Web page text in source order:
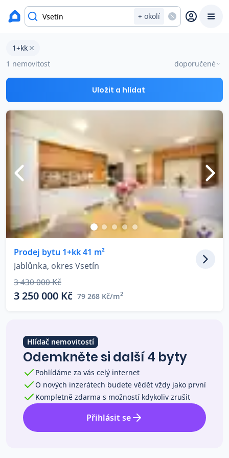
+ okolí
Prodat
Prodej s Reas.cz
Chytrý odhad ceny
Ceny prodaných nemovitostí
Okamžitý výkup
Přehled realitních makléřů
Co říkají naši zákazníci
Blog
O nás
Kariéra
Byty na prodej
Byty 1+kk na prodej v okresu Vsetín
1+kk
1 nemovitost
doporučené
Uložit a hlídat
Prodej bytu 1+kk 41 m²
Jablůnka, okres Vsetín
3 430 000 Kč
3 250 000 Kč 79 268 Kč/m2
Hlídač nemovitostí
Odemkněte si další 4 byty
Pohlídáme za vás celý internet
O nových inzerátech budete vědět vždy jako první
Kompletně zdarma s možností kdykoliv zrušit
Přihlásit se